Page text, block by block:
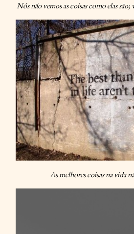
Nós não vemos as coisas como elas
As melhores coisas na vida